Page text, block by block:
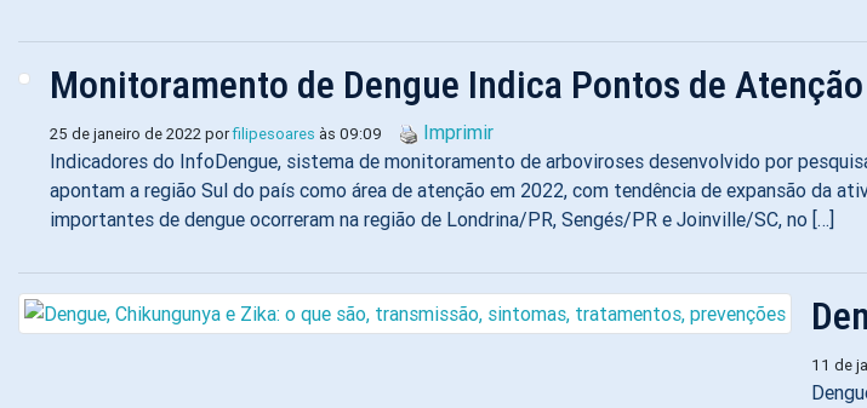
Monitoramento de Dengue Indica Pontos de
25 de janeiro de 2022 porfilipesoares às 09:09
Imprimir
Indicadores do InfoDengue, sistema de monitoramento de arboviroses desenvolvido por
apontam a região Sul do país como área de atenção em 2022, com tendência de expansão da
importantes de dengue ocorreram na região de Londrina/PR, Sengés/PR e Joinville/SC, no […]
11 de